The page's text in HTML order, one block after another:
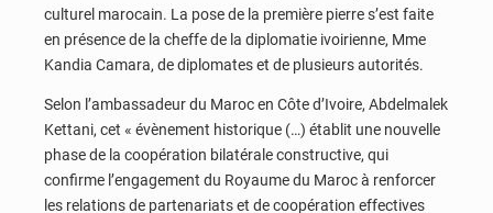
culturel marocain. La pose de la première pierre s’est faite
en présence de la cheffe de la diplomatie ivoirienne, Mme
Kandia Camara, de diplomates et de plusieurs autorités.
Selon l’ambassadeur du Maroc en Côte d’Ivoire, Abdelmalek
Kettani, cet « évènement historique (…) établit une nouvelle
phase de la coopération bilatérale constructive, qui
confirme l’engagement du Royaume du Maroc à renforcer
les relations de partenariats et de coopération effectives